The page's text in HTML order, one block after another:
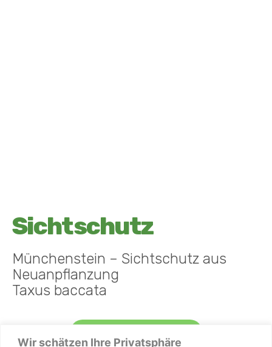
Wir schätzen Ihre Privatsphäre
Sichtschutz
Münchenstein – Sichtschutz aus
Neuanpflanzung
Taxus baccata